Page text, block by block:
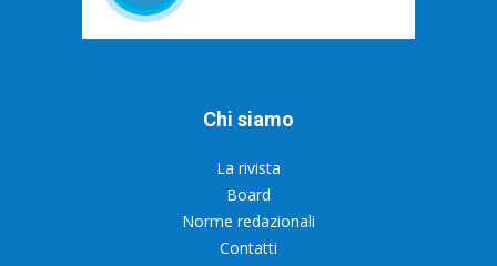
Chi siamo
La rivista
Board
Norme redazionali
Contatti